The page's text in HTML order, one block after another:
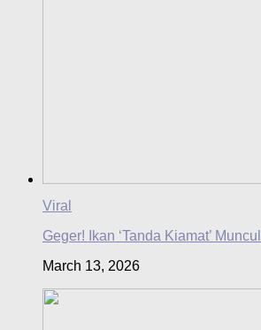
Viral
Geger! Ikan ‘Tanda Kiamat’
March 13, 2026